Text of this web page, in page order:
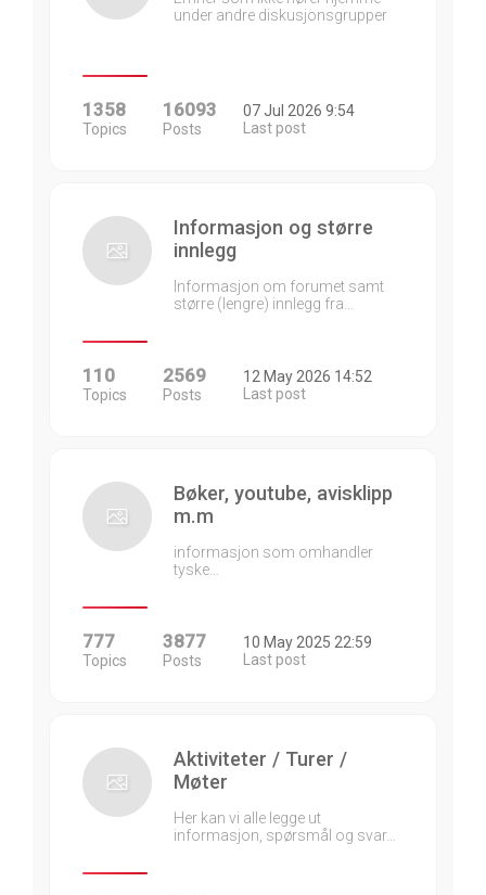
under andre diskusjonsgrupper
1358
Topics
16093
Posts
07 Jul 2026 9:54
Last post
Informasjon og større
innlegg
Informasjon om forumet samt
større (lengre) innlegg fra…
110
Topics
2569
Posts
12 May 2026 14:52
Last post
Bøker, youtube, avisklipp
m.m
informasjon som omhandler
tyske…
777
Topics
3877
Posts
10 May 2025 22:59
Last post
Aktiviteter / Turer /
Møter
Her kan vi alle legge ut
informasjon, spørsmål og svar…